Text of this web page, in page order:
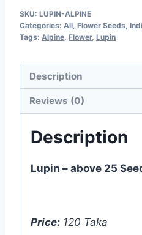
৳ 120.00.
৳
SKU: LUPIN-ALPINE
Categories: All Flower Seeds
Tags: Alpine Flower, Lupin
Description
Reviews (0)
Description
Lupin – above 25
Price: 120 Taka